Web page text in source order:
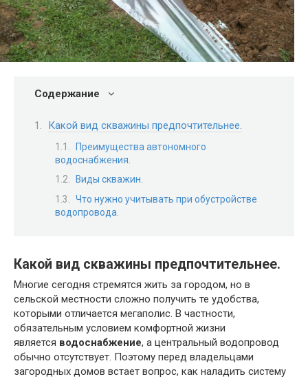
Содержание
Какой вид скважины предпочтительнее.
Преимущества автономного
водоснабжения.
Виды скважин.
Что нужно учитывать при обустройстве
водопровода.
Какой вид скважины предпочтительнее.
Многие сегодня стремятся жить за городом, но в
сельской местности сложно получить те удобства,
которыми отличается мегаполис. В частности,
обязательным условием комфортной жизни
является водоснабжение, а центральный водопровод
обычно отсутствует. Поэтому перед владельцами
загородных домов встает вопрос, как наладить систему